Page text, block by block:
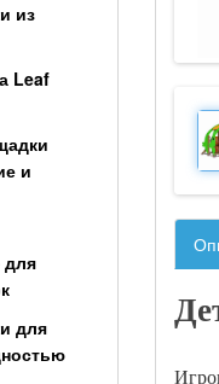
из
Leaf
и
для
для